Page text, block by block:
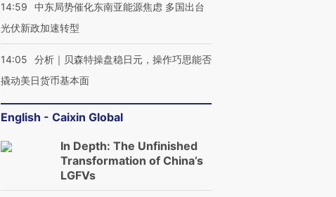
14:59
中东局势催化东南亚能源焦虑 多国出台
光伏新政加速转型
14:05
分析｜贝森特操盘稳日元，操作巧思能否
撬动美日货币基本面
English - Caixin Global
In Depth: The Unfinished
Transformation of China’s
LGFVs